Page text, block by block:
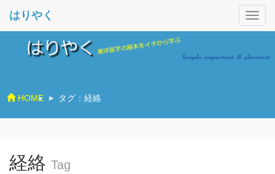
はりやく
HOME > タグ：経絡
経絡 Tag